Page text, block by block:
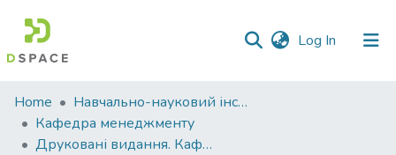
Log In (current)
Communities
&
Collections
Home
Навчально-науковий інститут економіки, управління, права та інформаційних технологій
Кафедра менеджменту
Друковані видання. Кафедра менеджменту ім. І.А. Маркіної